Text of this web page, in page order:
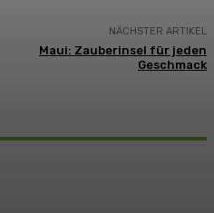
NÄCHSTER ARTIKEL
Maui: Zauberinsel für jeden
Geschmack